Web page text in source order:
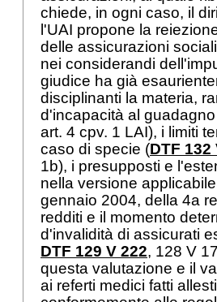
chiede, in ogni caso, il
l'UAI propone la
delle assicurazioni
nei considerandi
giudice ha già
disciplinanti la materia,
d'incapacità al
art. 4 cpv. 1 LAI), i limiti
caso di specie (DTF 132
1b), i presupposti e
nella versione
gennaio 2004, della 4a
redditi e il momento
d'invalidità di assicurati
DTF 129 V 222, 128 V
questa valutazione e il
ai referti medici fatti